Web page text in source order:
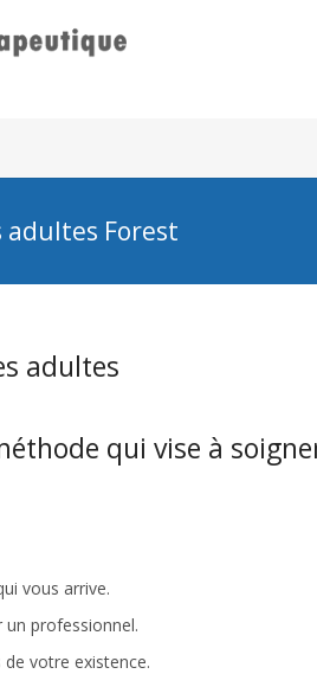
Forest
adultes
qui vise à
vous arrive.
professionnel.
votre existence.